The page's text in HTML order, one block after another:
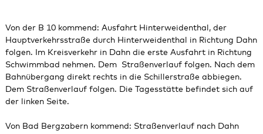
Von der B 10 kommend: Ausfahrt Hinterweidenthal, der
Hauptverkehrsstraße durch Hinterweidenthal in Richtung Dahn
folgen. Im Kreisverkehr in Dahn die erste Ausfahrt in Richtung
Schwimmbad nehmen. Dem Straßenverlauf folgen. Nach dem
Bahnübergang direkt rechts in die Schillerstraße abbiegen.
Dem Straßenverlauf folgen. Die Tagesstätte befindet sich auf
der linken Seite.
Von Bad Bergzabern kommend: Straßenverlauf nach Dahn